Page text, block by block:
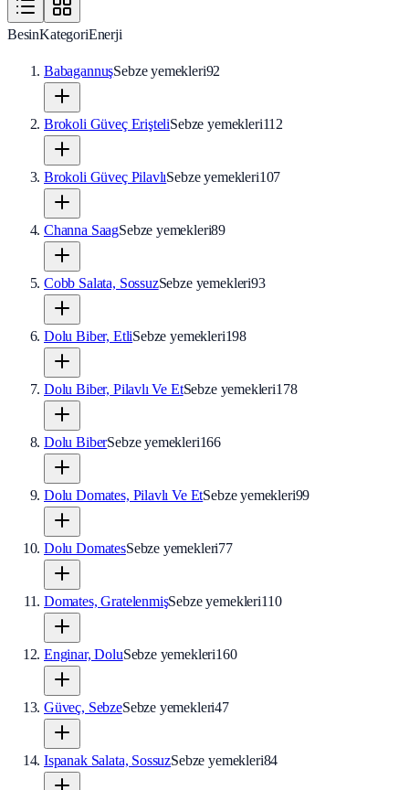
BesinKategoriEnerji
BabagannuşSebze yemekleri92
Brokoli Güveç ErişteliSebze yemekleri112
Brokoli Güveç PilavlıSebze yemekleri107
Channa SaagSebze yemekleri89
Cobb Salata, SossuzSebze yemekleri93
Dolu Biber, EtliSebze yemekleri198
Dolu Biber, Pilavlı Ve EtSebze yemekleri178
Dolu BiberSebze yemekleri166
Dolu Domates, Pilavlı Ve EtSebze yemekleri99
Dolu DomatesSebze yemekleri77
Domates, GratelenmişSebze yemekleri110
Enginar, DoluSebze yemekleri160
Güveç, SebzeSebze yemekleri47
Ispanak Salata, SossuzSebze yemekleri84